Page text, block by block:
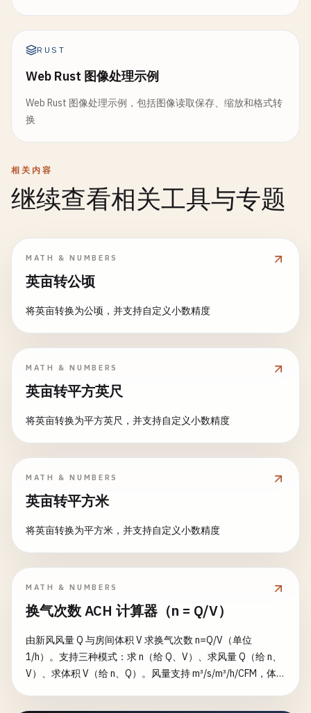
RUST
Web Rust 图像处理示例
Web Rust 图像处理示例，包括图像读取保存、缩放和格式转
换
相关内容
继续查看相关工具与专题
MATH & NUMBERS
英亩转公顷
将英亩转换为公顷，并支持自定义小数精度
MATH & NUMBERS
英亩转平方英尺
将英亩转换为平方英尺，并支持自定义小数精度
MATH & NUMBERS
英亩转平方米
将英亩转换为平方米，并支持自定义小数精度
MATH & NUMBERS
换气次数 ACH 计算器（n = Q/V）
由新风风量 Q 与房间体积 V 求换气次数 n=Q/V（单位
1/h）。支持三种模式：求 n（给 Q、V）、求风量 Q（给 n、
V）、求体积 V（给 n、Q）。风量支持 m³/s/m³/h/CFM，体